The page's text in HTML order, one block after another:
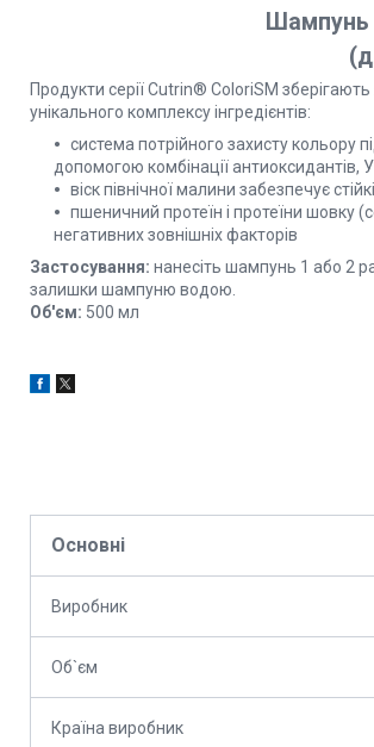
Шампунь
Продукти серії Cutrin® ColoriSM
унікального комплексу інгредієнтів:
система потрійного захисту кольору
допомогою комбінації антиоксидантів,
віск північної малини забезпечує
пшеничний протеїн і протеїни шовку
негативних зовнішніх факторів
Застосування: нанесіть шампунь 1 або 2
залишки шампуню водою.
Об'єм: 500 мл
Основні
Виробник
Об`єм
Країна виробник